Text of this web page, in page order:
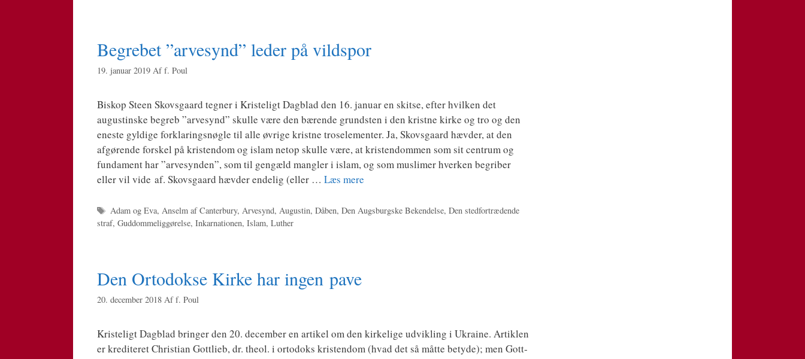
Begrebet ”arvesynd” leder på vildspor
19. januar 2019 Aff. Poul
Biskop Ste­en Sko­vs­gaard teg­ner i Kri­ste­ligt Dag­blad den 16. janu­ar en skit­se, efter hvil­ken det
augustin­ske begreb ”arve­synd” skul­le være den bæren­de grund­sten i den krist­ne kir­ke og tro og den
ene­ste gyl­di­ge for­kla­rings­nøg­le til alle øvri­ge krist­ne tro­s­e­le­men­ter. Ja, Sko­vs­gaard hæv­der, at den
afgø­ren­de for­skel på kri­sten­dom og islam net­op skul­le være, at kri­sten­dom­men som sit cen­trum og
fun­da­ment har ”arve­syn­den”, som til gen­gæld mang­ler i islam, og som mus­li­mer hver­ken begri­ber
eller vil vide af. Sko­vs­gaard hæv­der ende­lig (eller … Læs mere
Tags
Adam og Eva, Anselm af Canterbury, Arvesynd, Augustin, Dåben, Den Augsburgske Bekendelse, Den stedfortrædende
straf, Guddommeliggørelse, Inkarnationen, Islam, Luther
Den Ortodokse Kirke har ingen pave
20. december 2018 Aff. Poul
Kri­ste­ligt Dag­blad brin­ger den 20. decem­ber en arti­kel om den kir­ke­li­ge udvik­ling i Ukrai­ne. Artik­len
er kre­di­te­ret Chri­sti­an Gott­lieb, dr. the­ol. i orto­doks kri­sten­dom (hvad det så måt­te bety­de); men Gott­